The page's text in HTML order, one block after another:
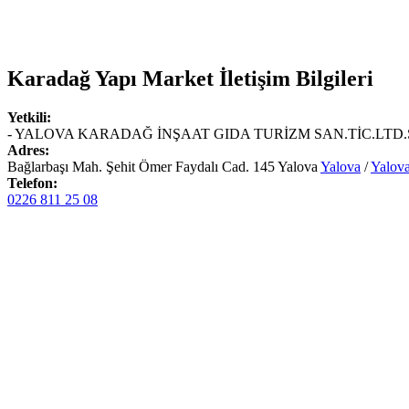
Karadağ Yapı Market İletişim Bilgileri
Yetkili:
- YALOVA KARADAĞ İNŞAAT GIDA TURİZM
Adres:
Bağlarbaşı Mah. Şehit Ömer Faydalı Cad. 145 Yalova Yalova /Yalova
Telefon:
0226 811 25 08